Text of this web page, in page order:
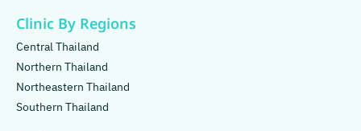
Clinic By Regions
Central Thailand
Northern Thailand
Northeastern Thailand
Southern Thailand